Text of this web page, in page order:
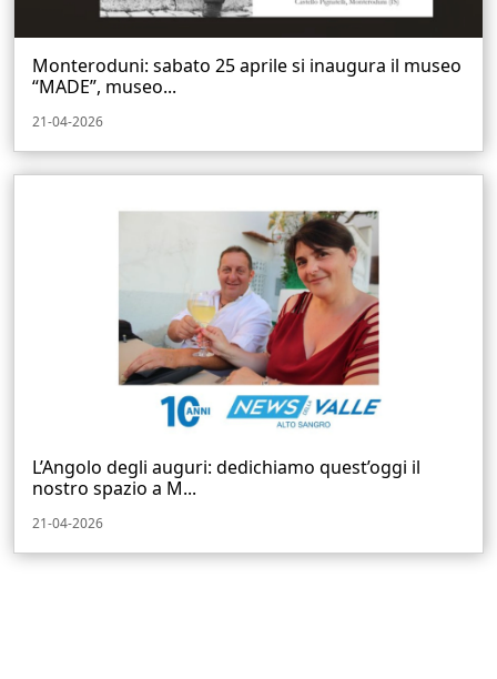
Monteroduni: sabato 25 aprile si inaugura il museo
“MADE”, museo...
21-04-2026
L’Angolo degli auguri: dedichiamo quest’oggi il
nostro spazio a M...
21-04-2026